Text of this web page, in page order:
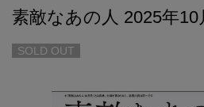
素敵なあの人 2025年10
SOLD OUT